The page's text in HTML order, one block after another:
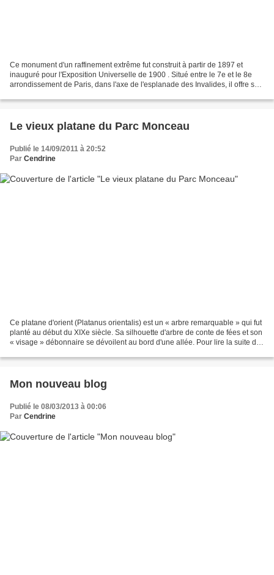
Ce monument d'un raffinement extrême fut construit à partir de 1897 et
inauguré pour l'Exposition Universelle de 1900 . Situé entre le 7e et le 8e
arrondissement de Paris, dans l'axe de l'esplanade des Invalides, il offre sur
Le vieux platane du Parc Monceau
Publié le 14/09/2011 à 20:52
Par Cendrine
Ce platane d'orient (Platanus orientalis) est un « arbre remarquable » qui fut
planté au début du XIXe siècle. Sa silhouette d'arbre de conte de fées et son
« visage » débonnaire se dévoilent au bord d'une allée. Pour lire la suite de
parc-monceau-a79008451...
Mon nouveau blog
Publié le 08/03/2013 à 00:06
Par Cendrine